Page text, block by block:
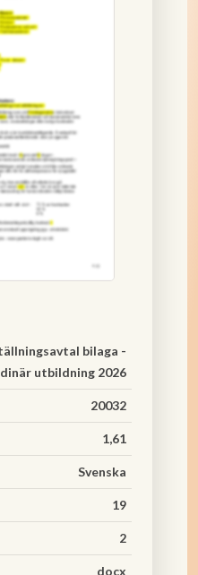
bilaga -
utbildning 2026
20032
1,61
Svenska
19
2
docx